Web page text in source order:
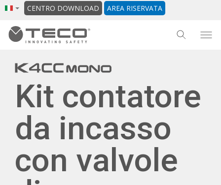
CENTRO DOWNLOAD AREA RISERVATA
Kit contatore
da incasso
con valvole